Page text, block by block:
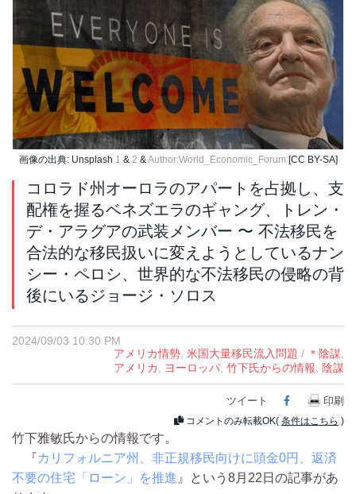
画像の出典: Unsplash 1 & 2 &Author:World_Economic_Forum [CC BY-SA]
コロラド州オーロラのアパートを占拠し、支
配権を握るベネズエラのギャング、トレン・
デ・アラグアの武装メンバー 〜 不法移民を
合法的な移民扱いに変えようとしているナン
シー・ペロシ、世界的な不法移民の侵略の背
後にいるジョージ・ソロス
2024/09/03 10:30 PM
アメリカ情勢, 米国大量移民流入問題 / ＊陰謀,
アメリカ, ヨーロッパ, 竹下氏からの情報, 陰謀
ツイート Facebook
印刷
コメントのみ転載OK( 条件はこちら )
竹下雅敏氏からの情報です。
『カリフォルニア州、非正規移民向けに頭金0円、返済
不要の住宅「ローン」を推進 』という8月22日の記事があ